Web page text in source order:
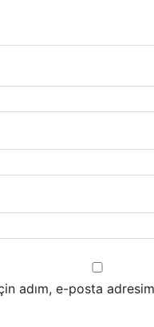
adım, e-posta